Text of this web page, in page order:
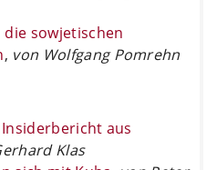
sowjetischen
, von Wolfgang Pomrehn
aus
Klas